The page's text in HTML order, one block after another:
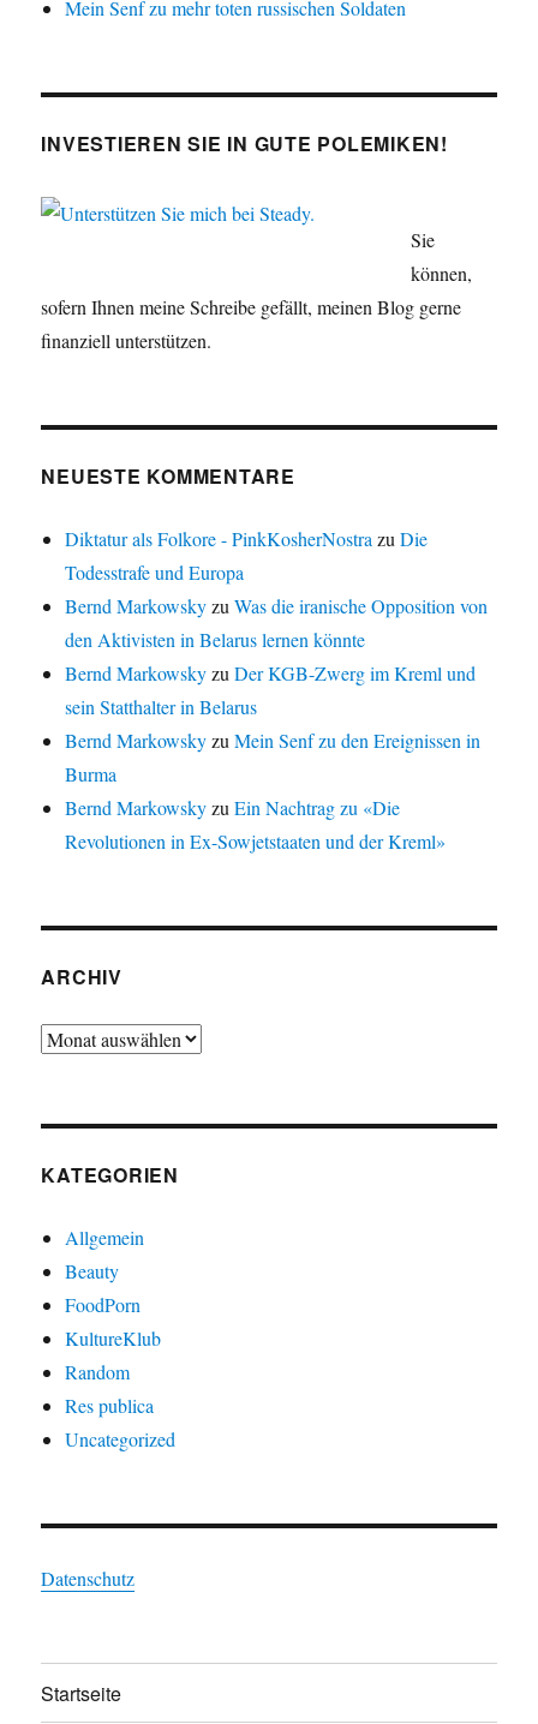
Mein Senf zu mehr toten russischen Soldaten
INVESTIEREN SIE IN GUTE POLEMIKEN!
Sie
können,
sofern Ihnen meine Schreibe gefällt, meinen Blog gerne
finanziell unterstützen.
NEUESTE KOMMENTARE
Diktatur als Folkore - PinkKosherNostra zuDie
Todesstrafe und Europa
Bernd MarkowskyzuWas die iranische Opposition von
den Aktivisten in Belarus lernen könnte
Bernd MarkowskyzuDer KGB-Zwerg im Kreml und
sein Statthalter in Belarus
Bernd MarkowskyzuMein Senf zu den Ereignissen in
Burma
Bernd MarkowskyzuEin Nachtrag zu «Die
Revolutionen in Ex-Sowjetstaaten und der Kreml»
ARCHIV
Archiv
KATEGORIEN
Allgemein
Beauty
FoodPorn
KultureKlub
Random
Res publica
Uncategorized
Datenschutz
Startseite